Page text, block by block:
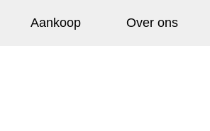
Aankoop Over ons